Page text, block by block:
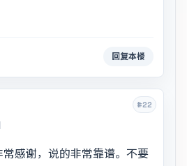
回复本楼
#22
常感谢，说的非常靠谱。不要